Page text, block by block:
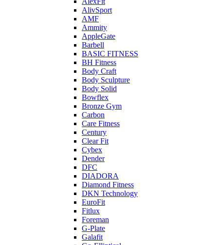
AlivSport
AMF
Ammity
AppleGate
Barbell
BASIC FITNESS
BH Fitness
Body Craft
Body Sculpture
Body Solid
Bowflex
Bronze Gym
Carbon
Care Fitness
Century
Clear Fit
Cybex
Dender
DFC
DIADORA
Diamond Fitness
DKN Technology
EuroFit
Fitlux
Foreman
G-Plate
Galafit